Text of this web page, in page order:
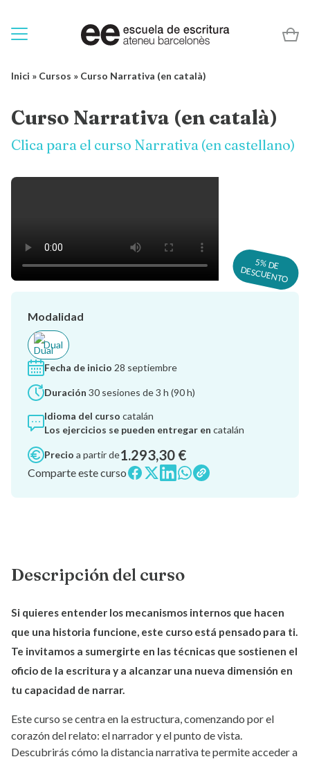
Inici » Cursos » Curso Narrativa (en català)
Curso Narrativa (en català)
Clica para el curso Narrativa (en castellano)
5%
DE
DESCUENTO
Modalidad
Dual
Fecha de inicio 28 septiembre
Duración 30 sesiones de 3 h (90 h)
Idioma del curso catalán
Los ejercicios se pueden entregar en catalán
Precio a partir de1.293,30 €
Comparte este curso
Descripción del curso
Si quieres entender los mecanismos internos que hacen
que una historia funcione, este curso está pensado para ti.
Te invitamos a sumergirte en las técnicas que sostienen el
oficio de la escritura y a alcanzar una nueva dimensión en
tu capacidad de narrar.
Este curso se centra en la estructura, comenzando por el
corazón del relato: el narrador y el punto de vista.
Descubrirás cómo la distancia narrativa te permite acceder a